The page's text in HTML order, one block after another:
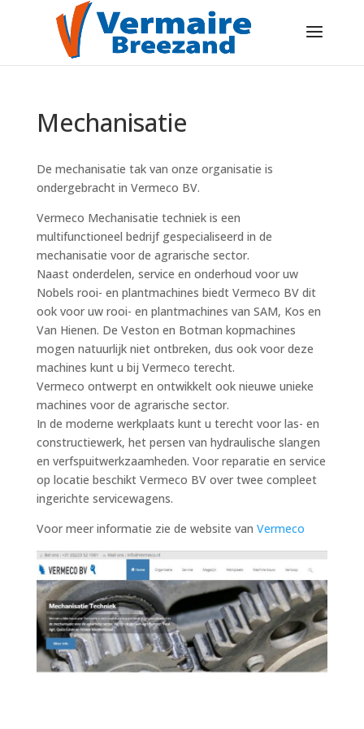
Mechanisatie
De mechanisatie tak van onze organisatie is
ondergebracht in Vermeco BV.
Vermeco Mechanisatie techniek is een
multifunctioneel bedrijf gespecialiseerd in de
mechanisatie voor de agrarische sector.
Naast onderdelen, service en onderhoud voor uw
Nobels rooi- en plantmachines biedt Vermeco BV dit
ook voor uw rooi- en plantmachines van SAM, Kos en
Van Hienen. De Veston en Botman kopmachines
mogen natuurlijk niet ontbreken, dus ook voor deze
machines kunt u bij Vermeco terecht.
Vermeco ontwerpt en ontwikkelt ook nieuwe unieke
machines voor de agrarische sector.
In de moderne werkplaats kunt u terecht voor las- en
constructiewerk, het persen van hydraulische slangen
en verfspuitwerkzaamheden. Voor reparatie en service
op locatie beschikt Vermeco BV over twee compleet
ingerichte servicewagens.
Voor meer informatie zie de website van Vermeco